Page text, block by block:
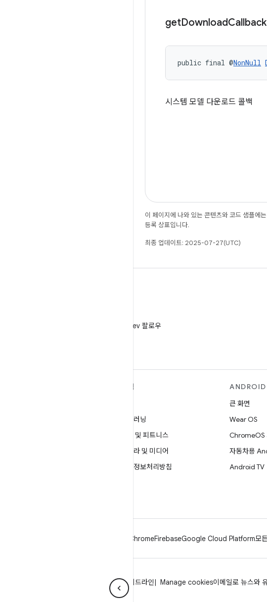
getDownloadCallback
public final @NonNull
시스템 모델 다운로드 콜백
이 페이지에 나와 있는 콘텐츠와 코드 샘플에는
등록 상표입니다.
최종 업데이트: 2025-07-27(UTC)
X에서 @AndroidDev 팔로우
탐색
머신러닝
건강 및 피트니스
카메라 및 미디어
개인정보처리방침
ANDROID
큰 화면
Wear OS
ChromeOS
자동차용
Android TV
ChromeFirebaseGoogle Cloud Platform모
브랜드 가이드라인 Manage cookies이메일로 뉴스와